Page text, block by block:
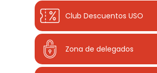
Club Descuentos USO
Zona de delegados